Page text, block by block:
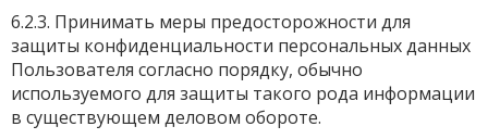
6.2.3. Принимать меры предосторожности для
защиты конфиденциальности персональных данных
Пользователя согласно порядку, обычно
используемого для защиты такого рода информации
в существующем деловом обороте.